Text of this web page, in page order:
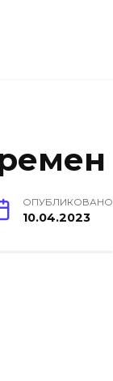
ОПУБЛИКОВАНО
10.04.2023